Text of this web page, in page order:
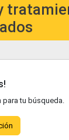
tu búsqueda.